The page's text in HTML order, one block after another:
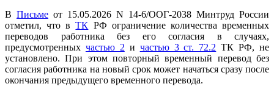
В Письме от 15.05.2026 N 14-6/ООГ-2038 Минтруд России
отметил, что вТК РФ ограничение количества временных
переводов работника без его согласия в случаях,
предусмотренных частью 2 и частью 3 ст. 72.2 ТК РФ, не
установлено. При этом повторный временный перевод без
согласия работника на новый срок может начаться сразу после
окончания предыдущего временного перевода.